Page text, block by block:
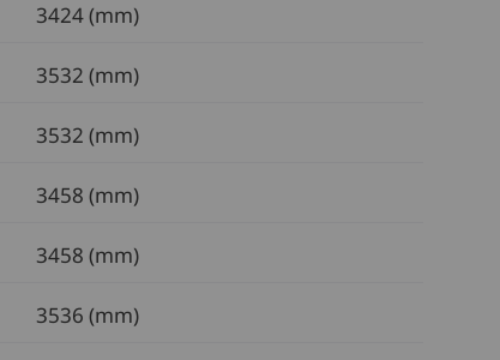
3424 (mm)
3532 (mm)
3532 (mm)
3458 (mm)
3458 (mm)
3536 (mm)